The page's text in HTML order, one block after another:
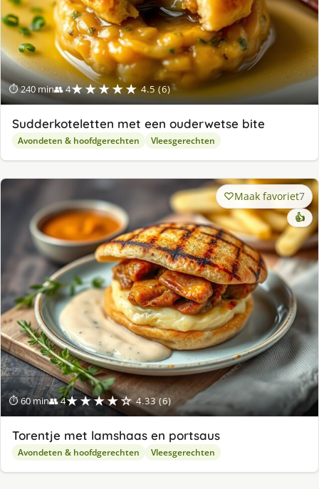
⏱ 240 min👥 4★★★★★ 4.5 (6)
Sudderkoteletten met een ouderwetse bite
Avondeten & hoofdgerechten Vleesgerechten
⏱ 60 min👥 4★★★★☆ 4.33 (6)
Maak favoriet7
👍
Torentje met lamshaas en portsaus
Avondeten & hoofdgerechten Vleesgerechten